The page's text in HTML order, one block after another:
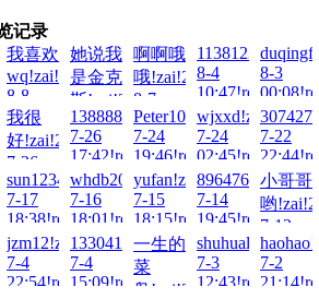
记录
我喜欢
wq!zai!2026-
8-8
00:18!read!
她说我
是金克
斯!zai!2026-
8-8
00:17!read!
啊啊哦
哦!zai!2026-
8-7
04:53!read!
8-4
10:47!read!
8-3
我很
好!zai!2026-
7-26
23:42!read!
13888888888!zai!2026-
7-26
17:42!read!
Peter100713!zai!2026-
7-24
19:46!read!
wjxxd!zai!2026-
7-24
02:45!read!
7-22
sun123456789!zai!2026-
7-17
18:38!read!
whdb2000!zai!2026-
7-16
18:01!read!
yufan!zai!2026-
7-15
18:15!read!
7-14
19:45!read!
小哥哥
哟
7-13
jzm12!zai!2026-
7-4
22:54!read!
133041497007!zai!2026-
7-4
15:09!read!
一生的
菜
鸟!zai!2026-
7-3
12:43!read!
7-2